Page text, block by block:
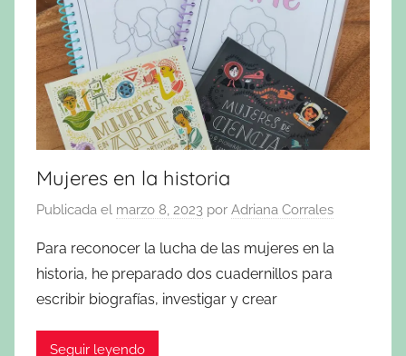
Mujeres en la historia
Publicada el marzo 8, 2023 por Adriana Corrales
Para reconocer la lucha de las mujeres en la
historia, he preparado dos cuadernillos para
escribir biografías, investigar y crear
Seguir leyendo